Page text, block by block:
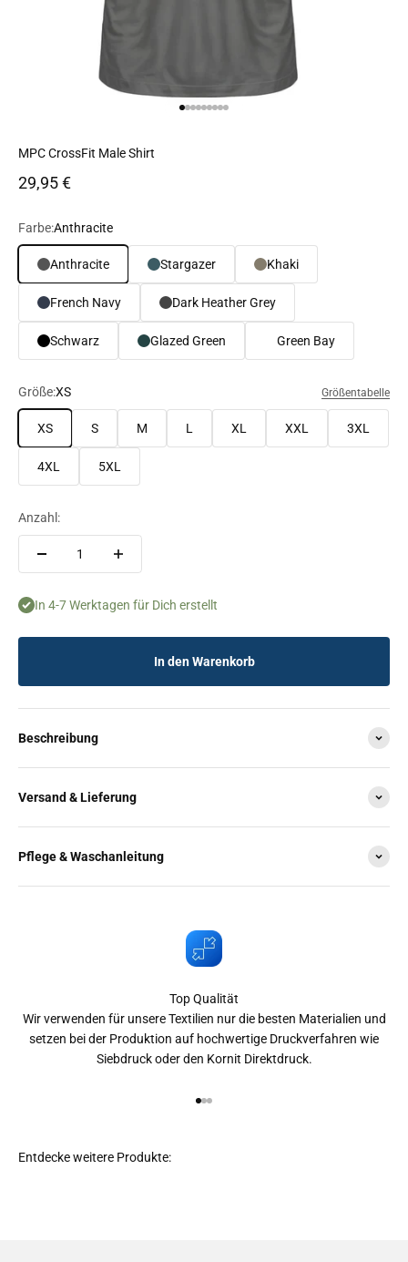
MPC CrossFit Male Shirt
Angebot
29,95 €
Farbe:Anthracite
Anthracite Stargazer Khaki
French Navy Dark Heather Grey
Schwarz Glazed Green Green Bay
Größe:XS Größentabelle
XS S M L XL XXL 3XL
4XL 5XL
Anzahl:
In 4-7 Werktagen für Dich erstellt
In den Warenkorb
Beschreibung
Versand & Lieferung
Pflege & Waschanleitung
Top Qualität
Wir verwenden für unsere Textilien nur die besten Materialien und
setzen bei der Produktion auf hochwertige Druckverfahren wie
Siebdruck oder den Kornit Direktdruck.